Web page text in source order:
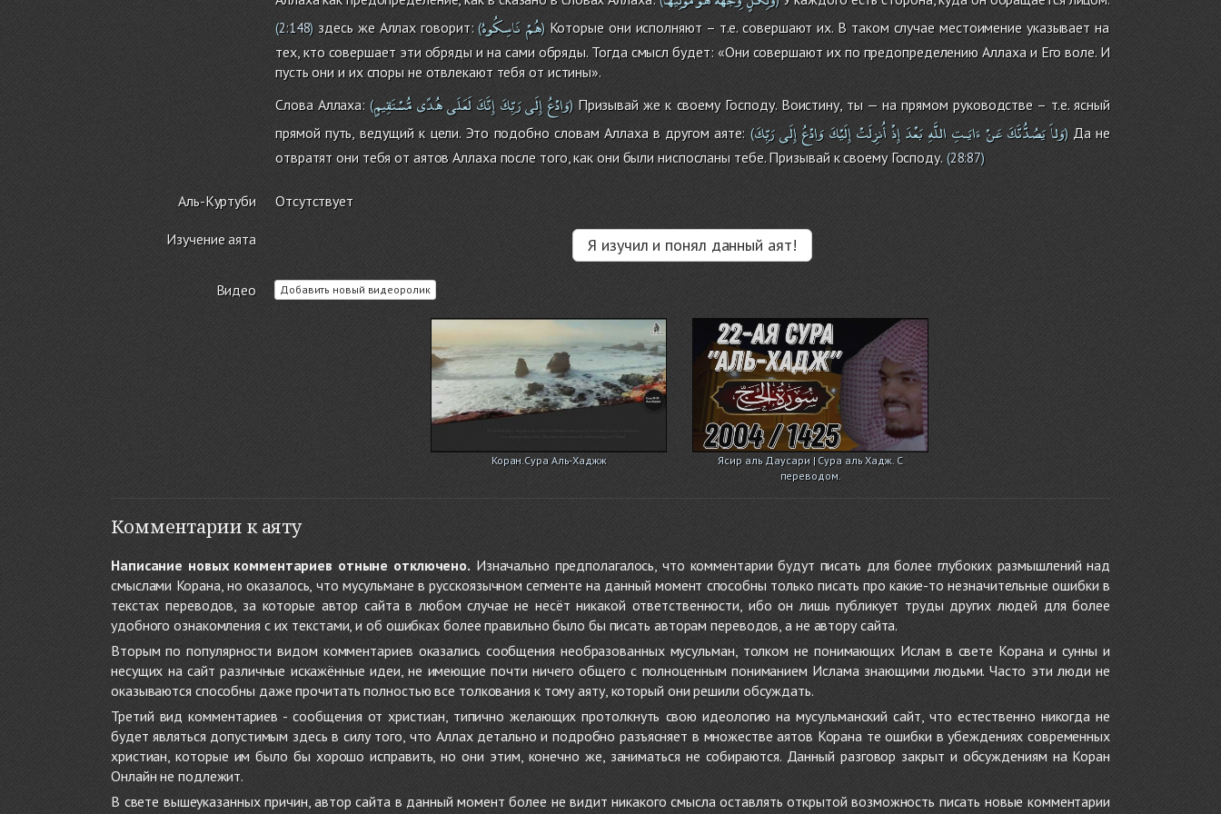
(2:148) здесь же Аллах говорит:( هُمْنَاسِكُوهُ )Которые они исполняют – т.е. совершают их. В таком случае местоимение указывает на
тех, кто совершает эти обряды и на сами обряды. Тогда смысл будет: «Они совершают их по предопределению Аллаха и Его воле. И
пусть они и их споры не отвлекают тебя от истины».
Слова Аллаха: ( وَادْعُإِلَىرَبِّكَإِنَّكَلَعَلَىهُدًىمُّسْتَقِيمٍ )Призывай же к своему Господу. Воистину, ты — на прямом руководстве – т.е. ясный
прямой путь, ведущий к цели. Это подобно словам Аллаха в другом аяте: ( وَلاَيَصُدُّنَّكَعَنْءَايَـتِاللَّهِبَعْدَإِذْأُنزِلَتْإِلَيْكَوَادْعُإِلَىرَبِّكَ )Да не
отвратят они тебя от аятов Аллаха после того, как они были ниспосланы тебе. Призывай к своему Господу. (28:87)
Аль-Куртуби Отсутствует
Изучение аята Я изучил и понял данный аят!
Видео Добавить новый видеоролик
Коран.Сура Аль-Хаджж
Ясир аль Даусари | Сура аль Хадж. С
переводом.
Комментарии к аяту
Написание новых комментариев отныне отключено. Изначально предполагалось, что комментарии будут писать для более глубоких размышлений над
смыслами Корана, но оказалось, что мусульмане в русскоязычном сегменте на данный момент способны только писать про какие-то незначительные ошибки в
текстах переводов, за которые автор сайта в любом случае не несёт никакой ответственности, ибо он лишь публикует труды других людей для более
удобного ознакомления с их текстами, и об ошибках более правильно было бы писать авторам переводов, а не автору сайта.
Вторым по популярности видом комментариев оказались сообщения необразованных мусульман, толком не понимающих Ислам в свете Корана и сунны и
несущих на сайт различные искажённые идеи, не имеющие почти ничего общего с полноценным пониманием Ислама знающими людьми. Часто эти люди не
оказываются способны даже прочитать полностью все толкования к тому аяту, который они решили обсуждать.
Третий вид комментариев - сообщения от христиан, типично желающих протолкнуть свою идеологию на мусульманский сайт, что естественно никогда не
будет являться допустимым здесь в силу того, что Аллах детально и подробно разъясняет в множестве аятов Корана те ошибки в убеждениях современных
христиан, которые им было бы хорошо исправить, но они этим, конечно же, заниматься не собираются. Данный разговор закрыт и обсуждениям на Коран
Онлайн не подлежит.
В свете вышеуказанных причин, автор сайта в данный момент более не видит никакого смысла оставлять открытой возможность писать новые комментарии